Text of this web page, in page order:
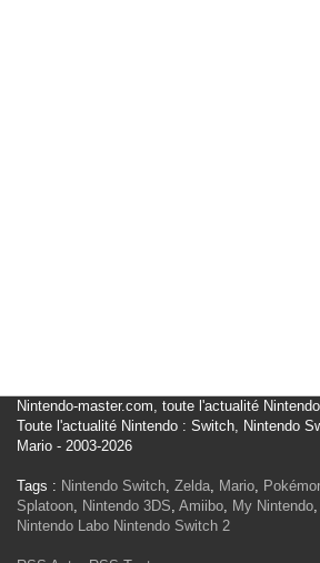
Nintendo-master.com, toute l'actualité
Toute l'actualité Nintendo : Switch, Nintendo
Mario - 2003-2026
Tags : Nintendo Switch, Zelda, Mario,
Splatoon, Nintendo 3DS, Amiibo, My Nintendo,
Nintendo Labo Nintendo Switch 2